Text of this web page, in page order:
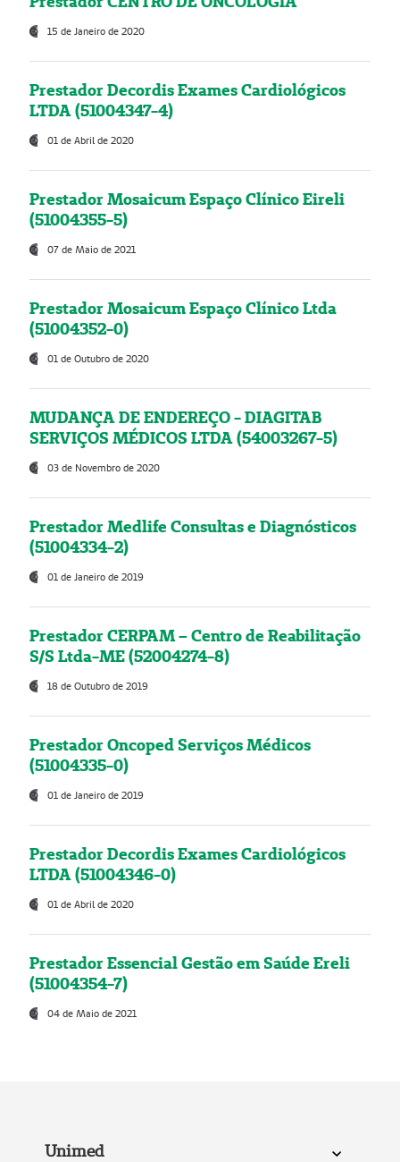
15 de Janeiro de 2020
Prestador Decordis Exames Cardiológicos
LTDA (51004347-4)
01 de Abril de 2020
Prestador Mosaicum Espaço Clínico Eireli
(51004355-5)
07 de Maio de 2021
Prestador Mosaicum Espaço Clínico Ltda
(51004352-0)
01 de Outubro de 2020
MUDANÇA DE ENDEREÇO - DIAGITAB
SERVIÇOS MÉDICOS LTDA (54003267-5)
03 de Novembro de 2020
Prestador Medlife Consultas e Diagnósticos
(51004334-2)
01 de Janeiro de 2019
Prestador CERPAM – Centro de Reabilitação
S/S Ltda-ME (52004274-8)
18 de Outubro de 2019
Prestador Oncoped Serviços Médicos
(51004335-0)
01 de Janeiro de 2019
Prestador Decordis Exames Cardiológicos
LTDA (51004346-0)
01 de Abril de 2020
Prestador Essencial Gestão em Saúde Ereli
(51004354-7)
04 de Maio de 2021
Unimed